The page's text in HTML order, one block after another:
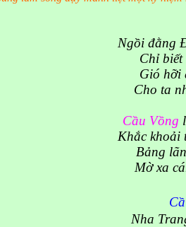
Ngồi đằng
Chỉ
Gió hỡi
Cho ta
Cầu Vồng
Khắc khoải
Bảng
Mờ xa
Nha